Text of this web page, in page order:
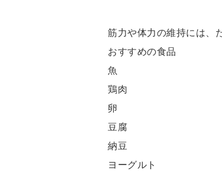
筋力や体力の維持には、
おすすめの食品
魚
鶏肉
卵
豆腐
納豆
ヨーグルト